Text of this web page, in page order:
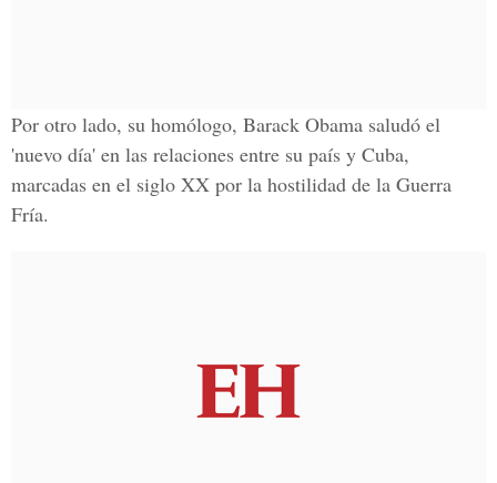
Por otro lado, su homólogo, Barack Obama saludó el
'nuevo día' en las relaciones entre su país y Cuba,
marcadas en el siglo XX por la hostilidad de la Guerra
Fría.